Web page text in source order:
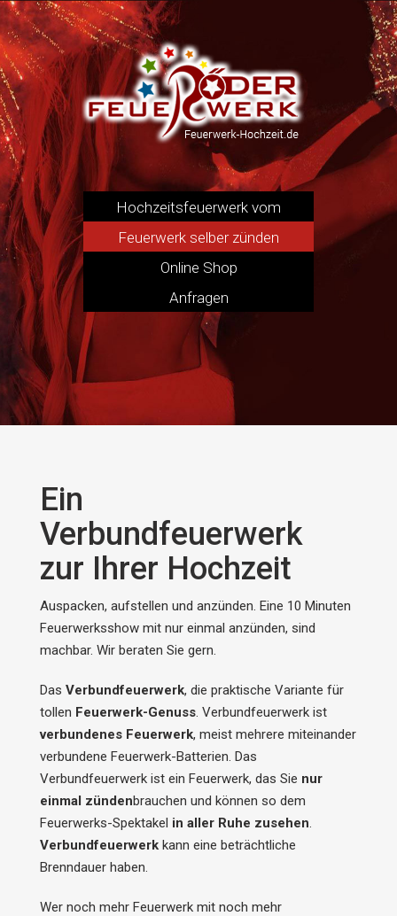
Hochzeitsfeuerwerk vom
Pyrotechniker
Feuerwerk selber zünden
Online Shop
Anfragen
Ein
Verbundfeuerwerk
zur Ihrer Hochzeit
Auspacken, aufstellen und anzünden. Eine 10 Minuten
Feuerwerksshow mit nur einmal anzünden, sind
machbar. Wir beraten Sie gern.
Das Verbundfeuerwerk, die praktische Variante für
tollen Feuerwerk-Genuss. Verbundfeuerwerk ist
verbundenes Feuerwerk, meist mehrere miteinander
verbundene Feuerwerk-Batterien. Das
Verbundfeuerwerk ist ein Feuerwerk, das Sie nur
einmal zündenbrauchen und können so dem
Feuerwerks-Spektakel in aller Ruhe zusehen.
Verbundfeuerwerkkann eine beträchtliche
Brenndauer haben.
Wer noch mehr Feuerwerk mit noch mehr